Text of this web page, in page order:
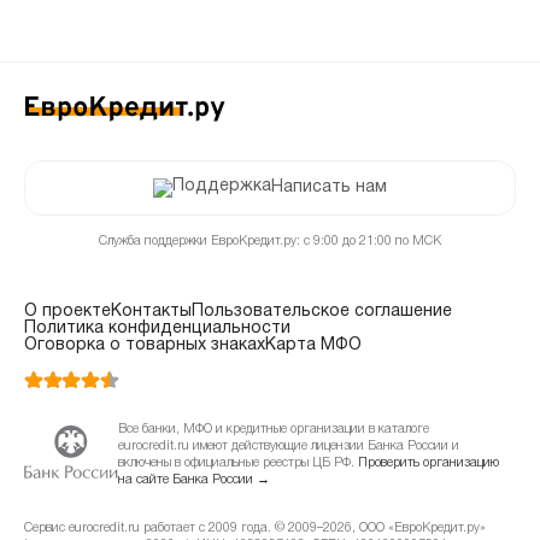
Написать нам
Служба поддержки ЕвроКредит.ру: с 9:00 до 21:00 по МСК
О проектеКонтакты
Пользовательское соглашение
Политика конфиденциальности
Оговорка о товарных знакахКарта МФО
Все банки, МФО и кредитные организации в каталоге
eurocredit.ru имеют действующие лицензии Банка России и
включены в официальные реестры ЦБ РФ.
Проверить организацию
на сайте Банка России →
Сервис eurocredit.ru работает с 2009 года. © 2009–2026, ООО «ЕвроКредит.ру»